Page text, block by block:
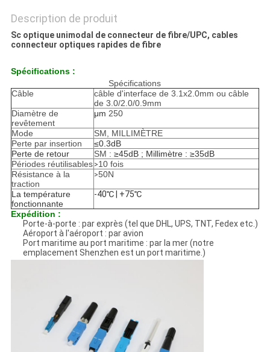
Description de produit
Sc optique unimodal de connecteur de fibre/UPC, cables
connecteur optiques rapides de fibre
Spécifications :
Spécifications
Câble
câble d'interface de 3.1x2.0mm ou câble
de 3.0/2.0/0.9mm
Diamètre de
revêtement
μm 250
Mode
SM, MILLIMÈTRE
Perte par insertion
≤0.3dB
Perte de retour
SM : ≥45dB ; Millimètre : ≥35dB
Périodes réutilisables >10 fois
Résistance à la
traction
>50N
La température
fonctionnante
-40℃ | +75℃
Expédition :
Porte-à-porte : par exprès (tel que DHL, UPS, TNT, Fedex etc.)
Aéroport à l'aéroport : par avion
Port maritime au port maritime : par la mer (notre
emplacement Shenzhen est un port maritime.)